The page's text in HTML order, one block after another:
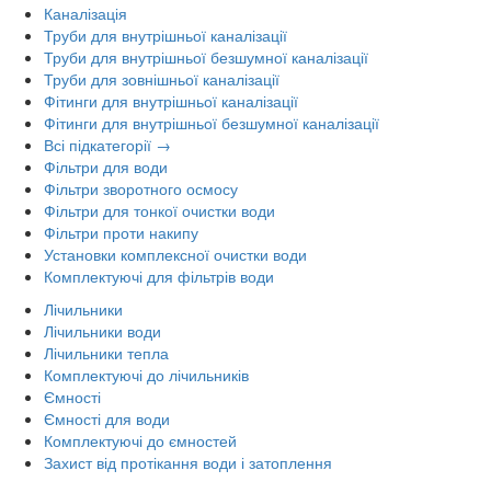
Каналізація
Труби для внутрішньої каналізації
Труби для внутрішньої безшумної каналізації
Труби для зовнішньої каналізації
Фітинги для внутрішньої каналізації
Фітинги для внутрішньої безшумної каналізації
Всі підкатегорії →
Фільтри для води
Фільтри зворотного осмосу
Фільтри для тонкої очистки води
Фільтри проти накипу
Установки комплексної очистки води
Комплектуючі для фільтрів води
Лічильники
Лічильники води
Лічильники тепла
Комплектуючі до лічильників
Ємності
Ємності для води
Комплектуючі до ємностей
Захист від протікання води і затоплення